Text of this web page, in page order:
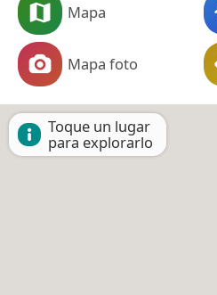
Mapa
Mapa foto
Toque un lugar
para explorarlo